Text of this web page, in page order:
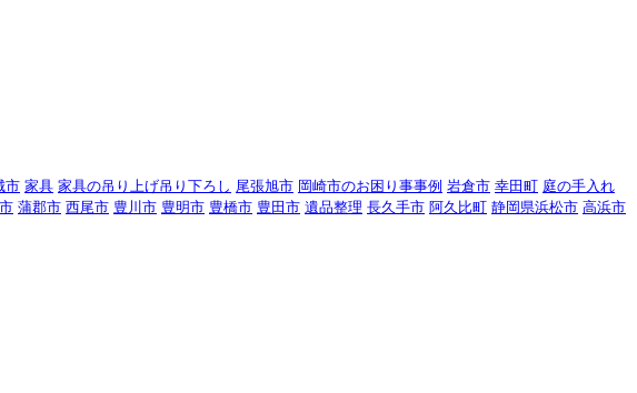
市 家具 家具の吊り上げ吊り下ろし 尾張旭市 岡崎市のお困り事事例 岩倉市 幸田町 庭の手入れ
蒲郡市 西尾市 豊川市 豊明市 豊橋市 豊田市 遺品整理 長久手市 阿久比町 静岡県浜松市 高浜市